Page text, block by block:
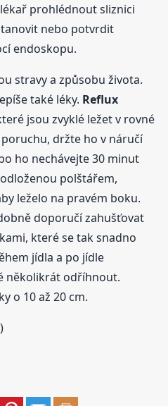
prohlédnout sliznici
nebo potvrdit
endoskopu.
stravy a způsobu života.
také léky. Reflux
jsou zvyklé ležet v rovné
držte ho v náručí
ho nechávejte 30 minut
polštářem,
leželo na pravém boku.
doporučí zahušťovat
které se tak snadno
jídla a po jídle
několikrát odříhnout.
o 10 až 20 cm.